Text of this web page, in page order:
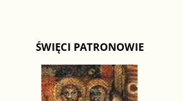
ŚWIĘCI PATRONOWIE